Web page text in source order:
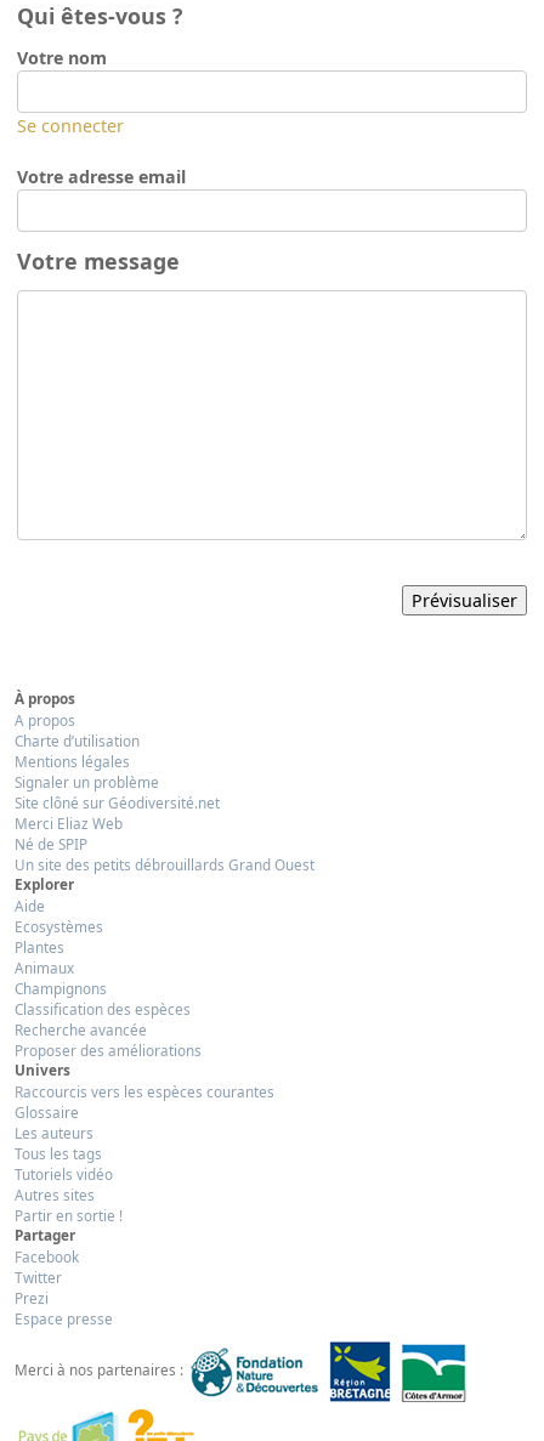
Qui êtes-vous ?
Votre nom
Se connecter
Votre adresse email
Votre message
À propos
A propos
Charte d’utilisation
Mentions légales
Signaler un problème
Site clôné sur Géodiversité.net
Merci Eliaz Web
Né de SPIP
Un site des petits débrouillards Grand Ouest
Explorer
Aide
Ecosystèmes
Plantes
Animaux
Champignons
Classification des espèces
Recherche avancée
Proposer des améliorations
Univers
Raccourcis vers les espèces courantes
Glossaire
Les auteurs
Tous les tags
Tutoriels vidéo
Autres sites
Partir en sortie !
Partager
Facebook
Twitter
Prezi
Espace presse
Merci à nos partenaires :